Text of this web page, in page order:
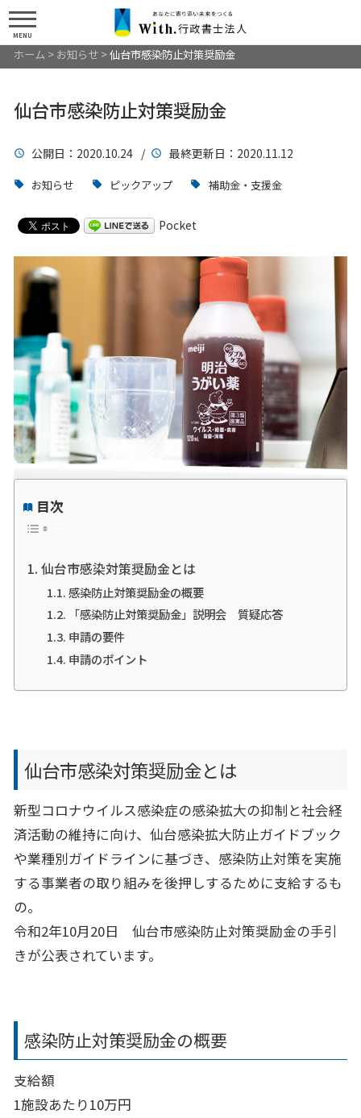
MENU
ホーム > お知らせ>仙台市感染防止対策奨励金
仙台市感染防止対策奨励金
公開日 ：2020.10.24 / 最終更新日 ：2020.11.12
お知らせ ピックアップ 補助金・支援金
Pocket
目次
仙台市感染対策奨励金とは
感染防止対策奨励金の概要
「感染防止対策奨励金」説明会 質疑応答
申請の要件
申請のポイント
仙台市感染対策奨励金とは
新型コロナウイルス感染症の感染拡大の抑制と社会経
済活動の維持に向け、仙台感染拡大防止ガイドブック
や業種別ガイドラインに基づき、感染防止対策を実施
する事業者の取り組みを後押しするために支給するも
の。
令和2年10月20日 仙台市感染防止対策奨励金の手引
きが公表されています。
感染防止対策奨励金の概要
支給額
1施設あたり10万円